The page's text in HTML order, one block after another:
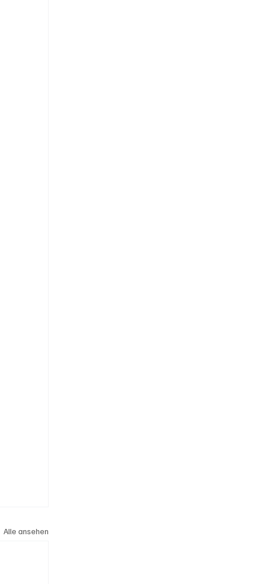
Alle ansehen